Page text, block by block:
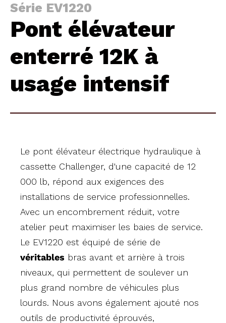
Série EV1220
Pont élévateur
enterré 12K à
usage intensif
Le pont élévateur électrique hydraulique à
cassette Challenger, d'une capacité de 12
000 lb, répond aux exigences des
installations de service professionnelles.
Avec un encombrement réduit, votre
atelier peut maximiser les baies de service.
Le EV1220 est équipé de série de
véritables bras avant et arrière à trois
niveaux, qui permettent de soulever un
plus grand nombre de véhicules plus
lourds. Nous avons également ajouté nos
outils de productivité éprouvés,